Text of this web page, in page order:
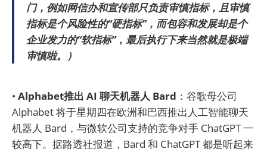
门，例如网信办和宣传部只负责审慎指标，且审慎
指标是个风险性的“硬指标”，而包容和发展却是个
企业发力的“软指标”，最后执行下来当然就是极端
审慎啦。）
• Alphabet推出 AI 聊天机器人 Bard ：谷歌母公司
Alphabet 将于星期四在欧洲和巴西推出人工智能聊天
机器人 Bard，与微软公司支持的竞争对手 ChatGPT 一
较高下。据路透社报道，Bard 和 ChatGPT 都是听起来